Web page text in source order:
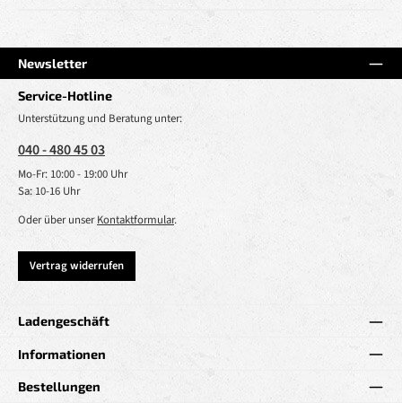
Newsletter
Service-Hotline
Unterstützung und Beratung unter:
040 - 480 45 03
Mo-Fr: 10:00 - 19:00 Uhr
Sa: 10-16 Uhr
Oder über unserKontaktformular.
Vertrag widerrufen
Ladengeschäft
Informationen
Bestellungen